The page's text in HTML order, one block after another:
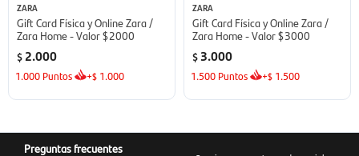
ZARA
Gift Card Física y Online Zara /
Zara Home - Valor $2000
$ 2.000
1.000 Puntos +$ 1.000
ZARA
Gift Card Física y Online Zara /
Zara Home - Valor $3000
$ 3.000
1.500 Puntos +$ 1.500
Preguntas frecuentes